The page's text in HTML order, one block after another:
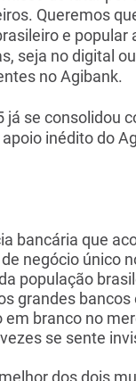
Queremos
e popular
seja no digital
no Agibank.
já se consolidou
inédito do
bancária que
negócio único
população
grandes
branco no
se sente
dos dois